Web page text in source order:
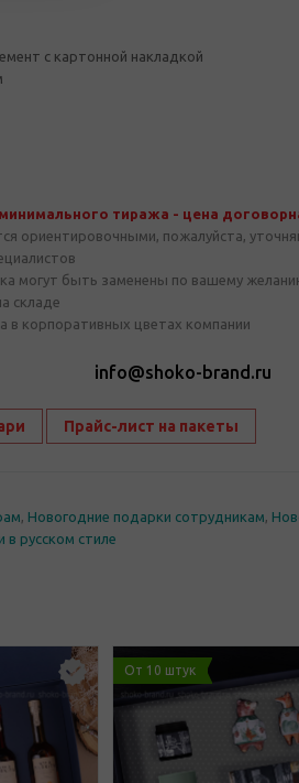
с картонной накладкой
тиража - цена
ориентировочными, пожалуйста,
могут быть заменены по вашему
складе
в корпоративных цветах компании
info@shoko-brand.ru
Прайс-лист на пакеты
, Новогодние подарки сотрудникам,
в русском стиле
От 10 штук